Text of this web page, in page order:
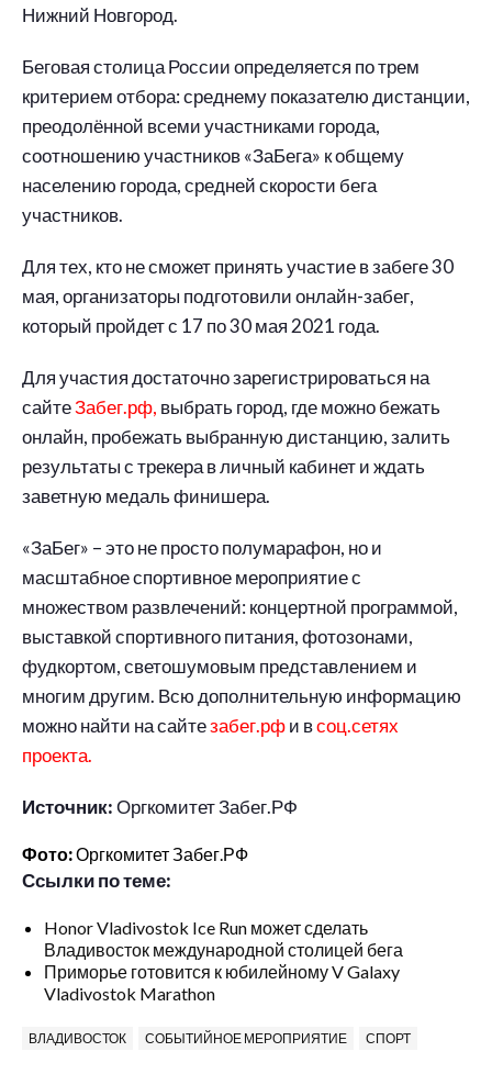
Нижний Новгород.
Беговая столица России определяется по трем
критерием отбора: среднему показателю дистанции,
преодолённой всеми участниками города,
соотношению участников «ЗаБега» к общему
населению города, средней скорости бега
участников.
Для тех, кто не сможет принять участие в забеге 30
мая, организаторы подготовили онлайн-забег,
который пройдет с 17 по 30 мая 2021 года.
Для участия достаточно зарегистрироваться на
сайтеЗабег.рф, выбрать город, где можно бежать
онлайн, пробежать выбранную дистанцию, залить
результаты с трекера в личный кабинет и ждать
заветную медаль финишера.
«ЗаБег» – это не просто полумарафон, но и
масштабное спортивное мероприятие с
множеством развлечений: концертной программой,
выставкой спортивного питания, фотозонами,
фудкортом, светошумовым представлением и
многим другим. Всю дополнительную информацию
можно найти на сайтезабег.рфи всоц.сетях
проекта.
Источник:Оргкомитет Забег.РФ
Фото:Оргкомитет Забег.РФ
Ссылки по теме:
Honor Vladivostok Ice Run может сделать
Владивосток международной столицей бега
Приморье готовится к юбилейному V Galaxy
Vladivostok Marathon
ВЛАДИВОСТОК СОБЫТИЙНОЕ МЕРОПРИЯТИЕ СПОРТ